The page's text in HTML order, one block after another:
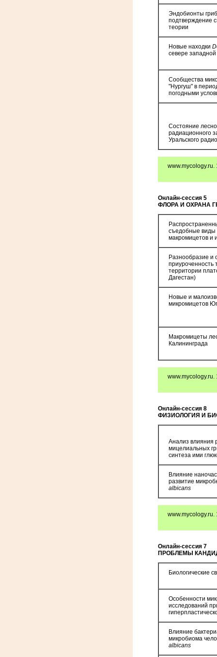
Эндобионты
подтверждение
теории
Новые находки
севере
Сообщества
"Нургуш" в
погодными
Состояние
радиационного
Уральского
www.mycology.ru.
Онлайн-сессия 5
ФЛОРА И ОХРАНА
съедобные виды
макромицетов и
Разнообразие и
приуроченность
территории
Дагестан)
Новые и
микромицетов
Макромицеты
Калининграда
www.mycology.ru.
Онлайн-сессия 8
ФИЗИОЛОГИЯ И
Анализ влияния
мицелиальных
синтеза ими
Влияние
развитие
albicans
www.mycology.ru.
Онлайн-сессия 7
ПРОБЛЕМЫ
Биологические
Особенности
исследований
Влияние
микробиома
albicans